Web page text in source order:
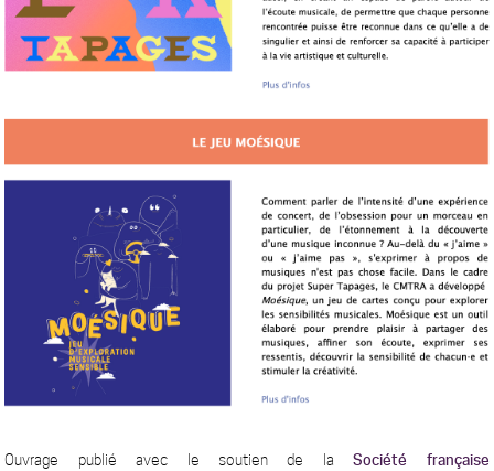
Ouvrage publié avec le soutien de laSociété française